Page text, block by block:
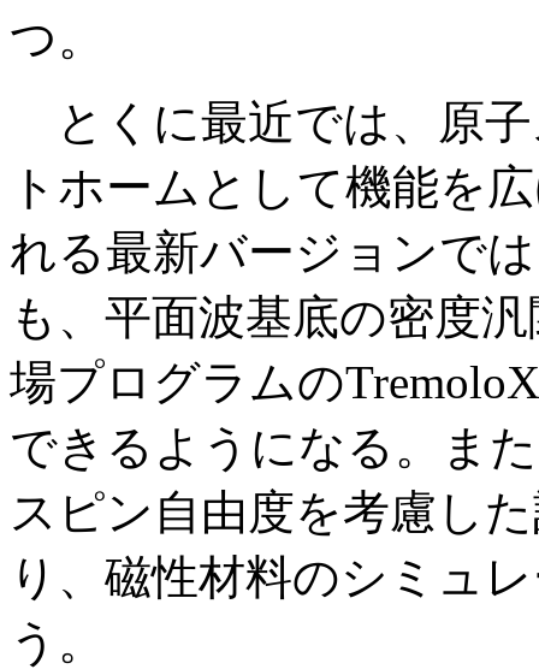
つ。
とくに最近では、原
トホームとして機能を
れる最新バージョンで
も、平面波基底の密度
場プログラムの
できるようになる。ま
スピン自由度を考慮し
り、磁性材料のシミュ
う。